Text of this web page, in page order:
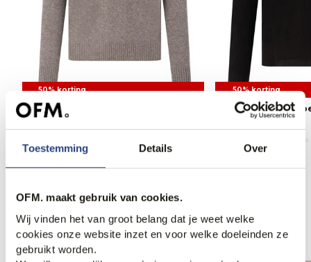
Toestemming Details Over
OFM. maakt gebruik van cookies.
Wij vinden het van groot belang dat je weet welke
cookies onze website inzet en voor welke doeleinden ze
gebruikt worden.
50% korting
Gran Sasso Schipperstrui
50% korting
Gran Sasso
Anderen bekeken ook